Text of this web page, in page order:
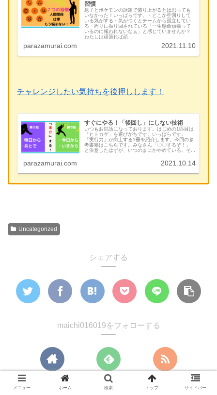
習慣
息子とポケモンの話題で盛り上がるとは思っても
いなかった！いっぱらです。・どこか空回りして
いる気がする・気がつくとチームから孤立してい
る・周りに振り回されている「一生懸命頑張って
いるのに報われないなぁ」と感じていませんか？
わたしは頑張れば頑...
parazamurai.com 2021.11.10
チャレンジしたい気持ちを後押しします！
すぐにやる！「後回し」にしない技術
いつもお世話になっております。はじめの1匹目は
「ヒトカゲ」を選びがちです。いっぱらです。
「実行力」が向上する1冊を紹介します。今回の参
考書籍はこちらです。みなさん「〇〇するぞ！」
と決意したはずが、いつのまにかやめている。そ...
parazamurai.com 2021.10.14
Uncategorized
シェアする
maichi016019をフォローする
メニュー ホーム 検索 トップ サイドバー